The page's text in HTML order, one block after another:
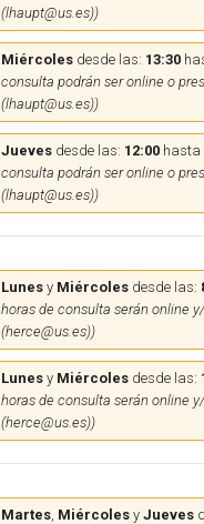
(lhaupt@us.es))
Miércolesdesde las: 13:30
consulta podrán ser online o
(lhaupt@us.es))
Juevesdesde las: 12:00hasta
consulta podrán ser online o
(lhaupt@us.es))
Lunesy Miércolesdesde las:
horas de consulta serán online
(herce@us.es))
Lunesy Miércolesdesde las:
horas de consulta serán online
(herce@us.es))
Martes, Miércolesy Jueves